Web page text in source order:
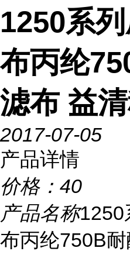
1250系
布丙纶
滤布 益
2017-07-05
产品详情
价格： 40
产品名称1250
布丙纶750B